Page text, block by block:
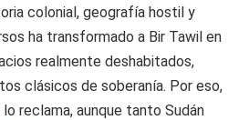
colonial, geografía hostil y
ha transformado a Bir Tawil en
realmente deshabitados,
clásicos de soberanía. Por eso,
lo reclama, aunque tanto Sudán